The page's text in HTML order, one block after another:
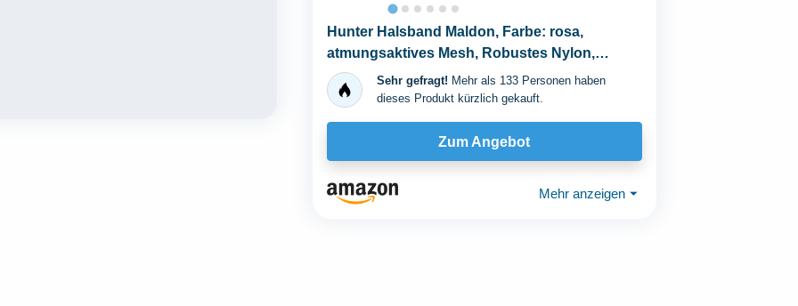
Hunter Halsband Maldon, Farbe: rosa,
atmungsaktives Mesh, Robustes Nylon,
lautlos...Sehr gefragt! Mehr als 133 Personen haben
dieses Produkt kürzlich gekauft.
Zum Angebot
Mehr anzeigen ⏷